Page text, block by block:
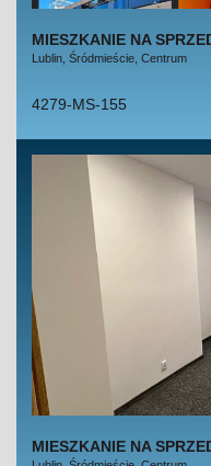
MIESZKANIE NA
Lublin, Śródmieście, Centrum
4279-MS-155
MIESZKANIE NA